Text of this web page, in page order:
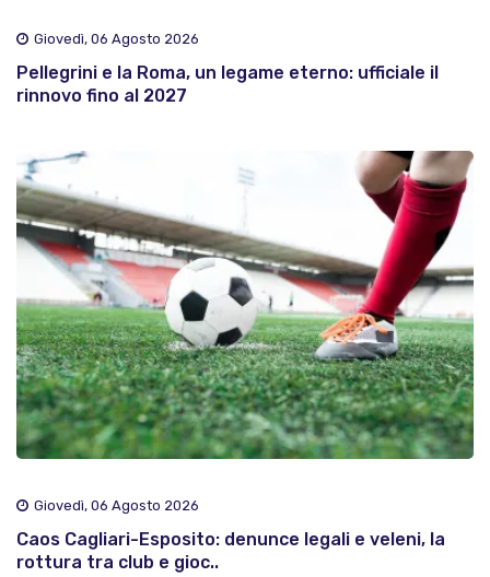
Giovedì, 06 Agosto 2026
Pellegrini e la Roma, un legame eterno: ufficiale il
rinnovo fino al 2027
Giovedì, 06 Agosto 2026
Caos Cagliari-Esposito: denunce legali e veleni, la
rottura tra club e gioc..